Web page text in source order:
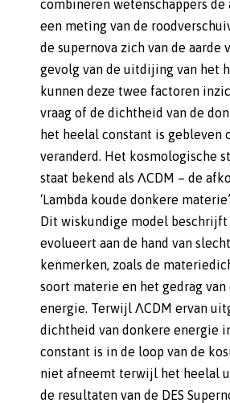
combineren wetenschappers de
een meting van de
de supernova zich van de aarde
gevolg van de uitdijing van het
kunnen deze twee factoren
vraag of de dichtheid van de
het heelal constant is
veranderd. Het kosmologische
staat bekend als ΛCDM – de
‘Lambda koude donkere
Dit wiskundige model
evolueert aan de hand van
kenmerken, zoals de
soort materie en het gedrag van
energie. Terwijl ΛCDM ervan
dichtheid van donkere energie
constant is in de loop van de
niet afneemt terwijl het heelal
de resultaten van de DES